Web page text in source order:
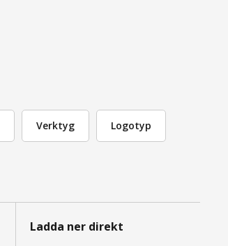
Verktyg Logotyp
Ladda ner direkt